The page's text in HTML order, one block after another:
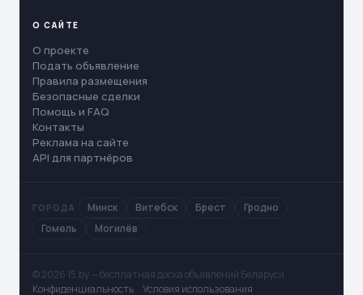
О САЙТЕ
О проекте
Подать объявление
Правила размещения
Безопасные сделки
Помощь и FAQ
Контакты
Реклама на сайте
API для партнёров
ГОРОДА Минск Витебск Брест
Гродно
Гомель
Могилёв
© 2026 15.by — бесплатная доска объявлений Беларуси. ·
Конфиденциальность · Условия использования